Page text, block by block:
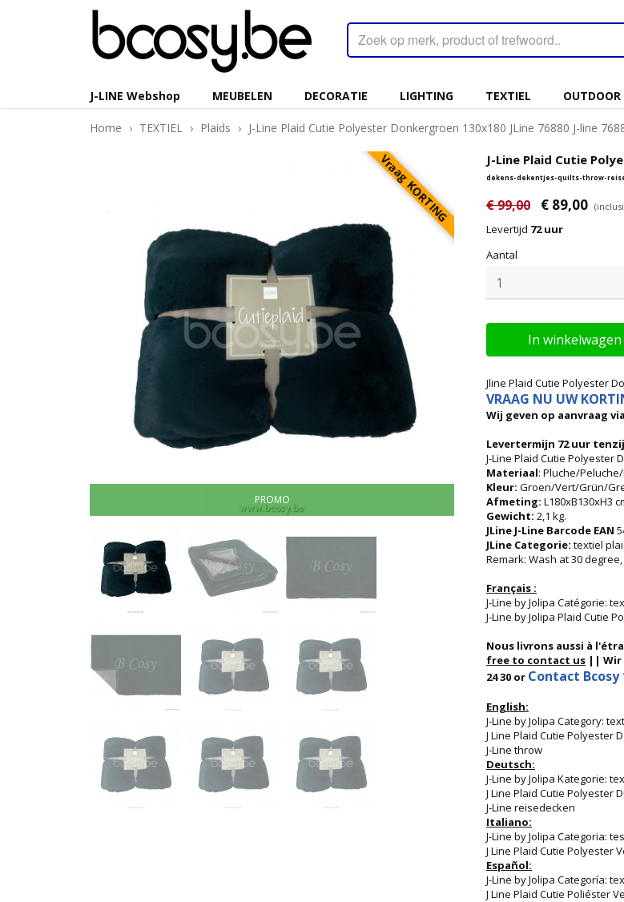
J-LINE Webshop MEUBELEN DECORATIE LIGHTING TEXTIEL OUTDOOR
Home › TEXTIEL › Plaids › J-Line Plaid Cutie Polyester Donkergroen 130x180 JLine 76880 J-line
PROMO
Vraag KORTING J-Line Plaid Cutie
dekens-dekentjes-quilts-throw-
€ 99,00 € 89,00
Levertijd 72 uur
Aantal
In winkelwagen
Jline Plaid Cutie Polyester
VRAAG NU UW
Wij geven op aanvraag
Levertermijn 72 uur
J-Line Plaid Cutie Polyester
Materiaal: Pluche/
Kleur: Groen/Vert/Grün/
Afmeting: L180xB130xH3
Gewicht: 2,1 kg.
JLine J-Line Barcode EAN
JLine Categorie: textiel
Remark: Wash at 30
Français :
J-Line by Jolipa Catégorie:
J-Line by Jolipa Plaid Cutie
Nous livrons aussi à
free to contact us || Wir
24 30 or Contact Bcosy
English:
J-Line by Jolipa Category:
J Line Plaid Cutie Polyester
J-Line throw
Deutsch:
J-Line by Jolipa Kategorie:
J Line Plaid Cutie Polyester
J-Line reisedecken
Italiano:
J-Line by Jolipa Categoria:
J Line Plaid Cutie Polyester
Español:
J-Line by Jolipa Categoría:
J Line Plaid Cutie Poliéster